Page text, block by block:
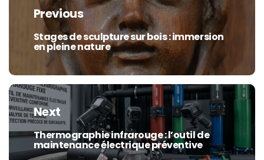
l’article
Previous
Previous
post:
Stages de sculpture sur bois : immersion
en pleine nature
Next
Next
post:
Thermographie infrarouge : l’outil de
maintenance électrique préventive